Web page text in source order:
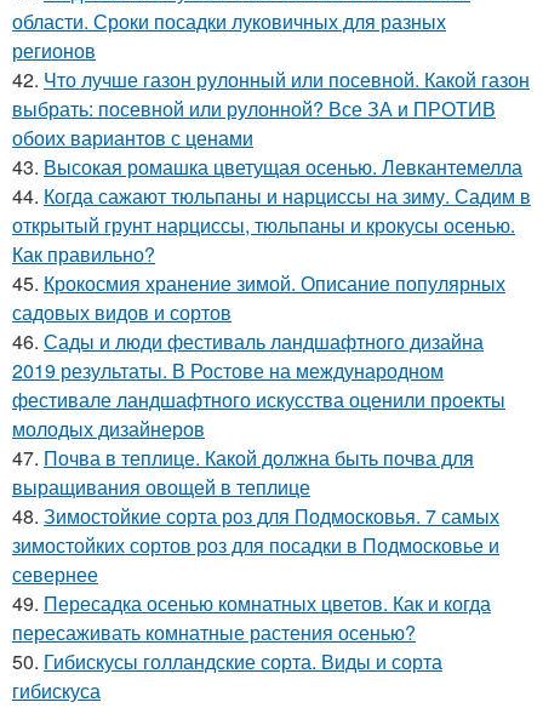
области. Сроки посадки луковичных для разных
регионов
42. Что лучше газон рулонный или посевной. Какой газон
выбрать: посевной или рулонной? Все ЗА и ПРОТИВ
обоих вариантов с ценами
43. Высокая ромашка цветущая осенью. Левкантемелла
44. Когда сажают тюльпаны и нарциссы на зиму. Садим в
открытый грунт нарциссы, тюльпаны и крокусы осенью.
Как правильно?
45. Крокосмия хранение зимой. Описание популярных
садовых видов и сортов
46. Сады и люди фестиваль ландшафтного дизайна
2019 результаты. В Ростове на международном
фестивале ландшафтного искусства оценили проекты
молодых дизайнеров
47. Почва в теплице. Какой должна быть почва для
выращивания овощей в теплице
48. Зимостойкие сорта роз для Подмосковья. 7 самых
зимостойких сортов роз для посадки в Подмосковье и
севернее
49. Пересадка осенью комнатных цветов. Как и когда
пересаживать комнатные растения осенью?
50. Гибискусы голландские сорта. Виды и сорта
гибискуса